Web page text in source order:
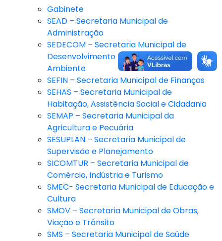
Gabinete
SEAD – Secretaria Municipal de
Administração
SEDECOM – Secretaria Municipal de
Desenvolvimento Econômico e Meio
Ambiente
SEFIN – Secretaria Municipal de Finanças
SEHAS – Secretaria Municipal de
Habitação, Assistência Social e Cidadania
SEMAP – Secretaria Municipal da
Agricultura e Pecuária
SESUPLAN – Secretaria Municipal de
Supervisão e Planejamento
SICOMTUR – Secretaria Municipal de
Comércio, Indústria e Turismo
SMEC- Secretaria Municipal de Educação e
Cultura
SMOV – Secretaria Municipal de Obras,
Viação e Trânsito
SMS – Secretaria Municipal de Saúde